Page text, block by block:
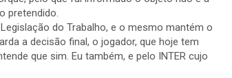
pretendido.
do Trabalho, e o mesmo mantém o
a decisão final, o jogador, que hoje tem
que sim. Eu também, e pelo INTER cujo